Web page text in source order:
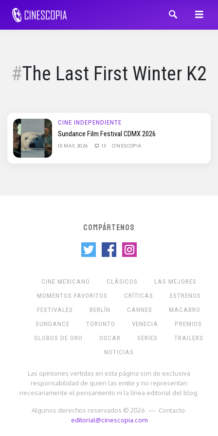
The Last First Winter K2
CINE INDEPENDIENTE
Sundance Film Festival CDMX 2026
10 MAY, 2026 13 CINESCOPIA
COMPÁRTENOS
CINE MEXICANO CLÁSICOS
LAS MEJORES
MOMENTOS FAVORITOS
CRÍTICAS
ESTRENOS
FESTIVALES
BERLÍN CANNES
MACABRO
SUNDANCE
TORONTO VENECIA
PREMIOS
GLOBOS DE ORO
OSCAR SERIES
TRAILERS
NOTICIAS
Las opiniones vertidas en esta página son de exclusiva
responsabilidad de quien las emite y no representan
necesariamente el pensamiento ni la línea editorial del blog.
Algunos derechos reservados © 2026 — Contacto:
editorial@cinescopia.com